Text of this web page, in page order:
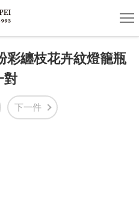
單
彩纏枝花卉紋燈籠瓶
對
下一件